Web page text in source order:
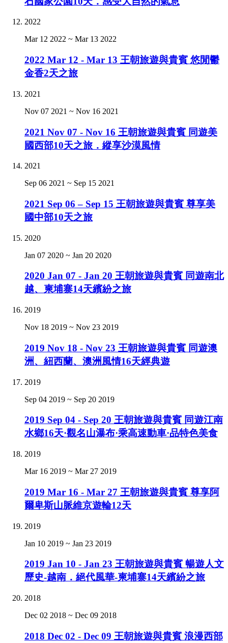
2022
Mar 12 2022 ~ Mar 13 2022
2022 Mar 12 - Mar 13 王朝旅遊與貴賓 悠閒鬱
金香2天之旅
2021
Nov 07 2021 ~ Nov 16 2021
2021 Nov 07 - Nov 16 王朝旅遊與貴賓 同遊美
國西部10天之旅．縱享沙漠風情
2021
Sep 06 2021 ~ Sep 15 2021
2021 Sep 06 – Sep 15 王朝旅遊與貴賓 尊享美
國中部10天之旅
2020
Jan 07 2020 ~ Jan 20 2020
2020 Jan 07 - Jan 20 王朝旅遊與貴賓 同遊南北
越、柬埔寨14天繽紛之旅
2019
Nov 18 2019 ~ Nov 23 2019
2019 Nov 18 - Nov 23 王朝旅遊與貴賓 同遊澳
洲、紐西蘭、澳洲風情16天經典遊
2019
Sep 04 2019 ~ Sep 20 2019
2019 Sep 04 - Sep 20 王朝旅遊與貴賓 同遊江南
水鄉16天·觀名山瀑布·乘高速動車·品特色美食
2019
Mar 16 2019 ~ Mar 27 2019
2019 Mar 16 - Mar 27 王朝旅遊與貴賓 尊享阿
爾卑斯山脈維京遊輪12天
2019
Jan 10 2019 ~ Jan 23 2019
2019 Jan 10 - Jan 23 王朝旅遊與貴賓 暢遊人文
歷史-越南．絕代風華-柬埔寨14天繽紛之旅
2018
Dec 02 2018 ~ Dec 09 2018
2018 Dec 02 - Dec 09 王朝旅遊與貴賓 浪漫西部